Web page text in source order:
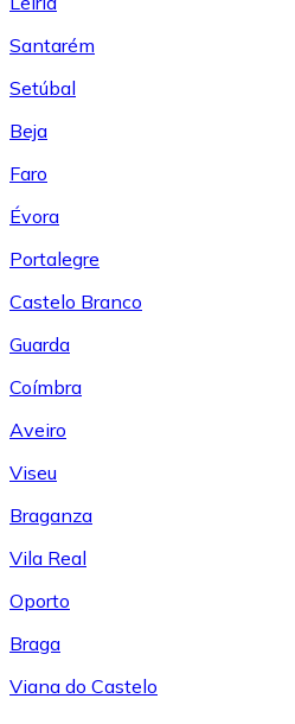
Santarém
Setúbal
Beja
Faro
Évora
Portalegre
Castelo Branco
Guarda
Coímbra
Aveiro
Viseu
Braganza
Vila Real
Oporto
Braga
Viana do Castelo